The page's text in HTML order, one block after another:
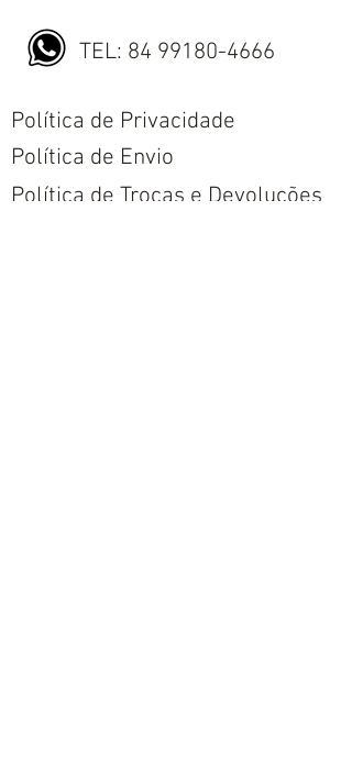
TEL: 84 99180-4666
Política de Privacidade
Política de Envio
Política de Trocas e Devoluções